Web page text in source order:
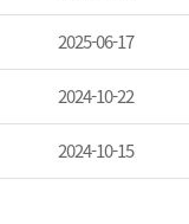
2025-06-17
2024-10-22
2024-10-15